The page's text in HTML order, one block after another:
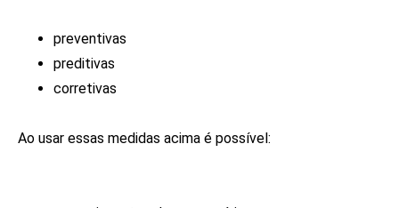
preventivas
preditivas
corretivas
Ao usar essas medidas acima é possível: